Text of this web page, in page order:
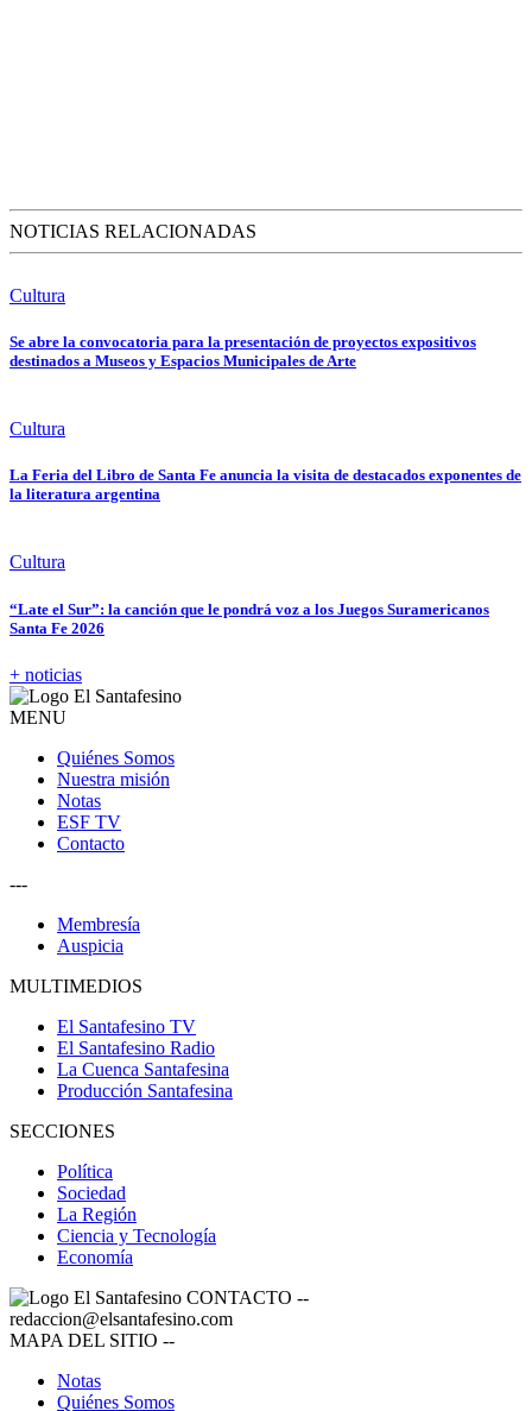
NOTICIAS RELACIONADAS
Cultura
Se abre la convocatoria para la presentación de proyectos expositivos
destinados a Museos y Espacios Municipales de Arte
Cultura
La Feria del Libro de Santa Fe anuncia la visita de destacados exponentes de
la literatura argentina
Cultura
“Late el Sur”: la canción que le pondrá voz a los Juegos Suramericanos
Santa Fe 2026
+ noticias
MENU
Quiénes Somos
Nuestra misión
Notas
ESF TV
Contacto
---
Membresía
Auspicia
MULTIMEDIOS
El Santafesino TV
El Santafesino Radio
La Cuenca Santafesina
Producción Santafesina
SECCIONES
Política
Sociedad
La Región
Ciencia y Tecnología
Economía
CONTACTO --
redaccion@elsantafesino.com
MAPA DEL SITIO --
Notas
Quiénes Somos